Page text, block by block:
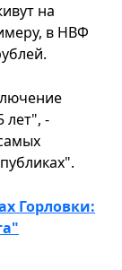
на
в НВФ
лет", -
Горловки: